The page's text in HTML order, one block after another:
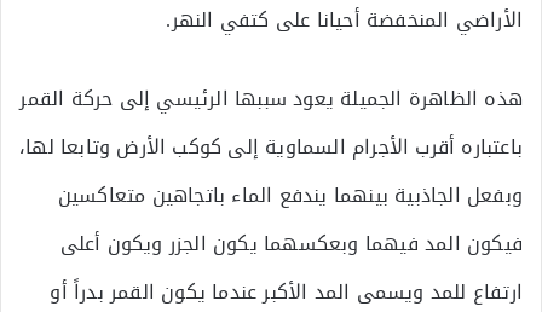
الأراضي المنخفضة أحيانا على كتفي النهر.
هذه الظاهرة الجميلة يعود سببها الرئيسي إلى حركة القمر
باعتباره أقرب الأجرام السماوية إلى كوكب الأرض وتابعا لها،
وبفعل الجاذبية بينهما يندفع الماء باتجاهين متعاكسين
فيكون المد فيهما وبعكسهما يكون الجزر ويكون أعلى
ارتفاع للمد ويسمى المد الأكبر عندما يكون القمر بدراً أو